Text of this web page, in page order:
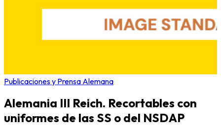
Publicaciones y Prensa Alemana
Alemania III Reich. Recortables con
uniformes de las SS o del NSDAP